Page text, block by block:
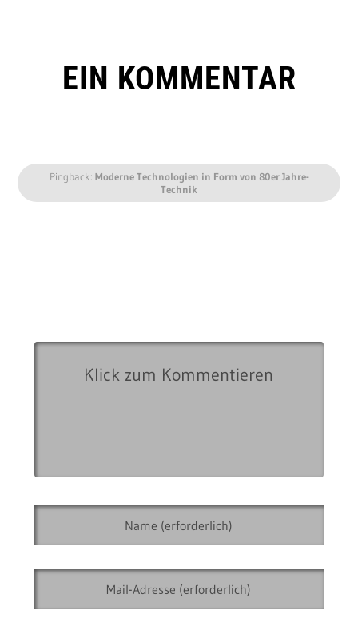
EIN KOMMENTAR
Pingback: Moderne Technologien in Form von 80er Jahre-
Technik